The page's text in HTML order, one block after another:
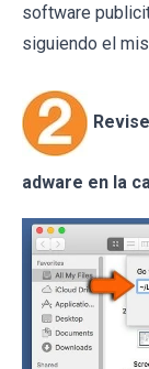
software
siguiendo el
adware en la